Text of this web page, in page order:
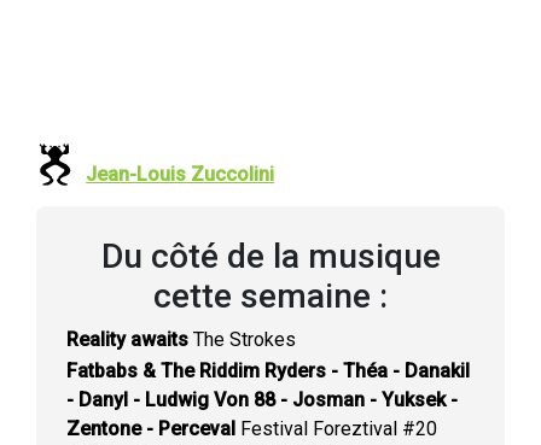
Jean-Louis Zuccolini
Du côté de la musique
cette semaine :
Reality awaits The Strokes
Fatbabs & The Riddim Ryders - Théa - Danakil
- Danyl - Ludwig Von 88 - Josman - Yuksek -
Zentone - Perceval Festival Foreztival #20